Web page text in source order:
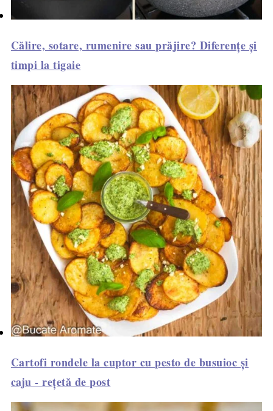
Călire, sotare, rumenire sau prăjire? Diferențe și
timpi la tigaie
Cartofi rondele la cuptor cu pesto de busuioc și
caju - rețetă de post